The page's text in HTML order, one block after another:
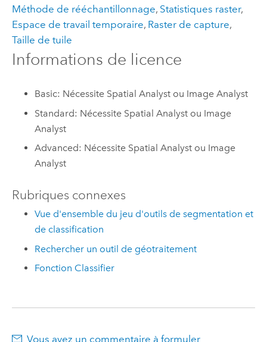
Méthode de rééchantillonnage, Statistiques raster,
Espace de travail temporaire, Raster de capture,
Taille de tuile
Informations de licence
Basic: Nécessite Spatial Analyst ou Image Analyst
Standard: Nécessite Spatial Analyst ou Image
Analyst
Advanced: Nécessite Spatial Analyst ou Image
Analyst
Rubriques connexes
Vue d'ensemble du jeu d'outils de segmentation et
de classification
Rechercher un outil de géotraitement
Fonction Classifier
Vous avez un commentaire à formuler